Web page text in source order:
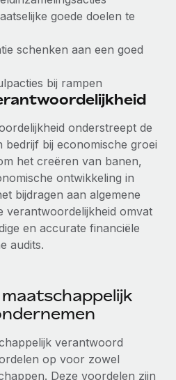
goede doelen te
schenken aan een goed
bij rampen
onderstreept de
bedrijf bij economische groei
het creëren van banen,
ontwikkeling in
bijdragen aan algemene
verantwoordelijkheid omvat
en accurate financiële
audits.
verantwoord
op voor zowel
Deze voordelen zijn